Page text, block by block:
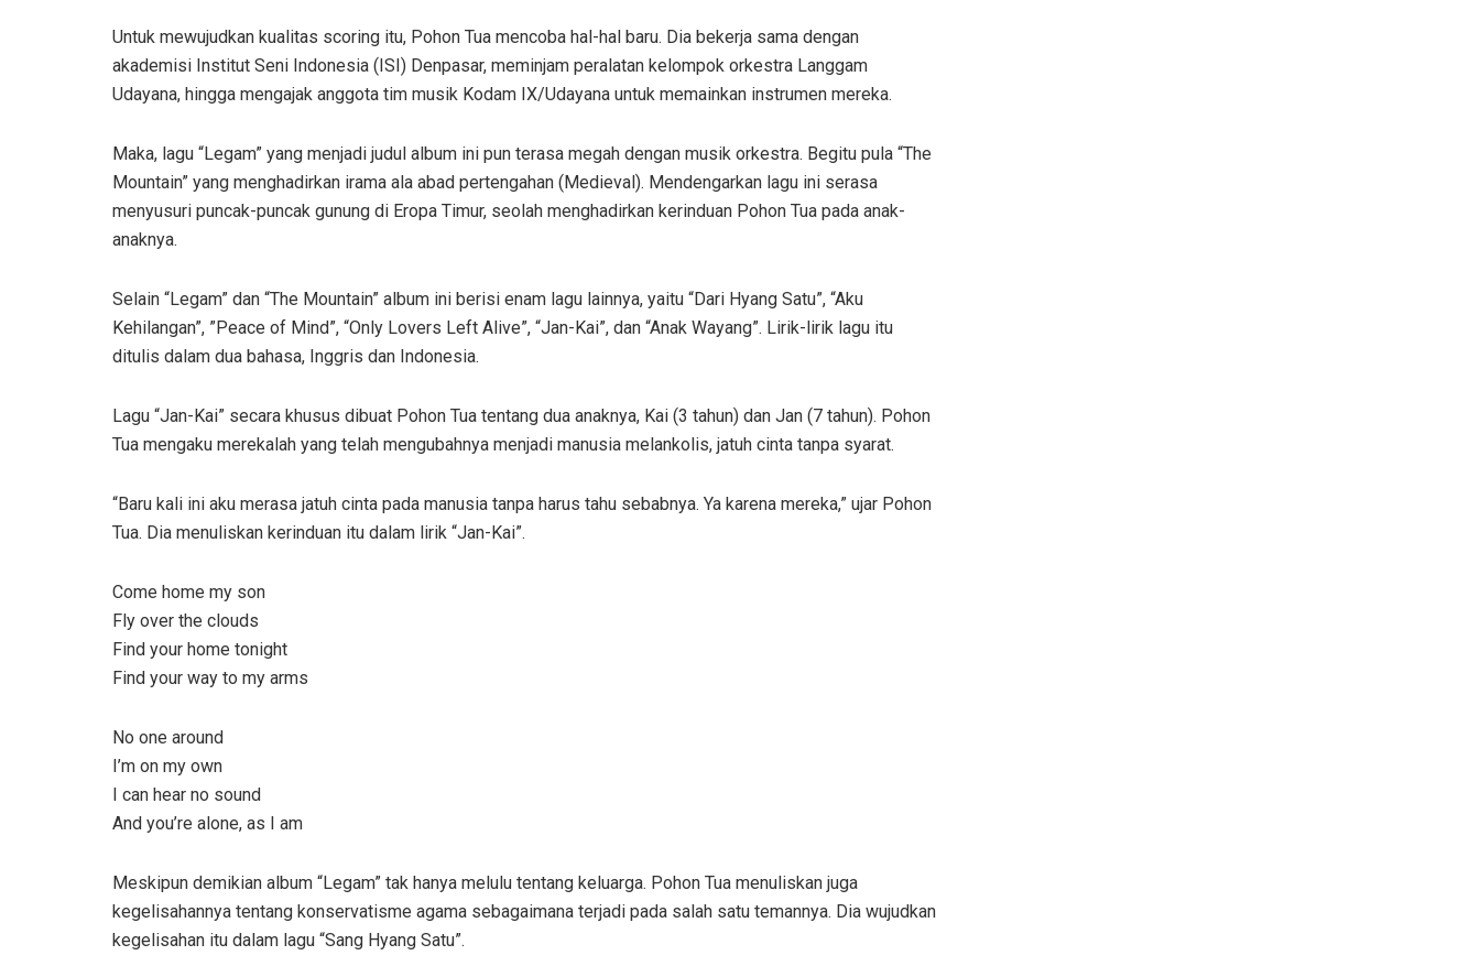
Untuk mewujudkan kualitas scoring itu, Pohon Tua mencoba hal-hal baru. Dia bekerja sama dengan
akademisi Institut Seni Indonesia (ISI) Denpasar, meminjam peralatan kelompok orkestra Langgam
Udayana, hingga mengajak anggota tim musik Kodam IX/Udayana untuk memainkan instrumen mereka.
Maka, lagu “Legam” yang menjadi judul album ini pun terasa megah dengan musik orkestra. Begitu pula “The
Mountain” yang menghadirkan irama ala abad pertengahan (Medieval). Mendengarkan lagu ini serasa
menyusuri puncak-puncak gunung di Eropa Timur, seolah menghadirkan kerinduan Pohon Tua pada anak-
anaknya.
Selain “Legam” dan “The Mountain” album ini berisi enam lagu lainnya, yaitu “Dari Hyang Satu”, “Aku
Kehilangan”, ”Peace of Mind”, “Only Lovers Left Alive”, “Jan-Kai”, dan “Anak Wayang”. Lirik-lirik lagu itu
ditulis dalam dua bahasa, Inggris dan Indonesia.
Lagu “Jan-Kai” secara khusus dibuat Pohon Tua tentang dua anaknya, Kai (3 tahun) dan Jan (7 tahun). Pohon
Tua mengaku merekalah yang telah mengubahnya menjadi manusia melankolis, jatuh cinta tanpa syarat.
“Baru kali ini aku merasa jatuh cinta pada manusia tanpa harus tahu sebabnya. Ya karena mereka,” ujar Pohon
Tua. Dia menuliskan kerinduan itu dalam lirik “Jan-Kai”.
Come home my son
Fly over the clouds
Find your home tonight
Find your way to my arms
No one around
I’m on my own
I can hear no sound
And you’re alone, as I am
Meskipun demikian album “Legam” tak hanya melulu tentang keluarga. Pohon Tua menuliskan juga
kegelisahannya tentang konservatisme agama sebagaimana terjadi pada salah satu temannya. Dia wujudkan
kegelisahan itu dalam lagu “Sang Hyang Satu”.